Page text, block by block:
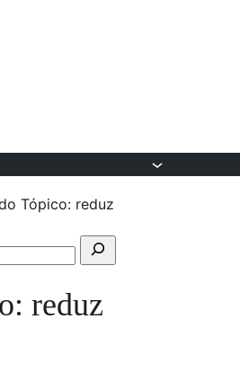
Tópico: reduz
Pesquisar
reduz